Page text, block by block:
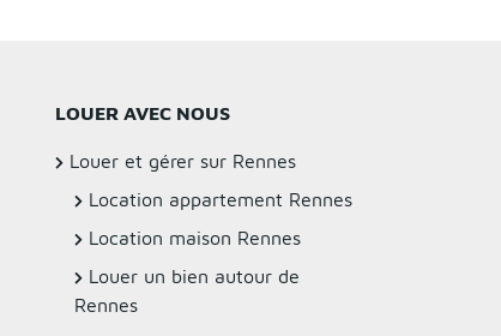
LOUER AVEC NOUS
Louer et gérer sur Rennes
Location appartement Rennes
Location maison Rennes
Louer un bien autour de
Rennes